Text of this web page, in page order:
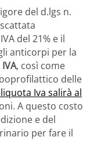
del d.lgs n.
del 21% e il
anticorpi per la
, così come
delle
Iva salirà al
A questo costo
e del
per fare il